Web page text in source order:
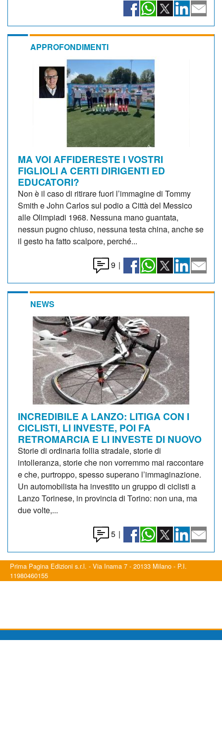
APPROFONDIMENTI
MA VOI AFFIDERESTE I VOSTRI
FIGLIOLI A CERTI DIRIGENTI ED
EDUCATORI?
Non è il caso di ritirare fuori l’immagine di Tommy
Smith e John Carlos sul podio a Città del Messico
alle Olimpiadi 1968. Nessuna mano guantata,
nessun pugno chiuso, nessuna testa china, anche se
il gesto ha fatto scalpore, perché...
9 |
NEWS
INCREDIBILE A LANZO: LITIGA CON I
CICLISTI, LI INVESTE, POI FA
RETROMARCIA E LI INVESTE DI NUOVO
Storie di ordinaria follia stradale, storie di
intolleranza, storie che non vorremmo mai raccontare
e che, purtroppo, spesso superano l’immaginazione.
Un automobilista ha investito un gruppo di ciclisti a
Lanzo Torinese, in provincia di Torino: non una, ma
due volte,...
5 |
Prima Pagina Edizioni s.r.l. - Via Inama 7 - 20133 Milano - P.I.
11980460155